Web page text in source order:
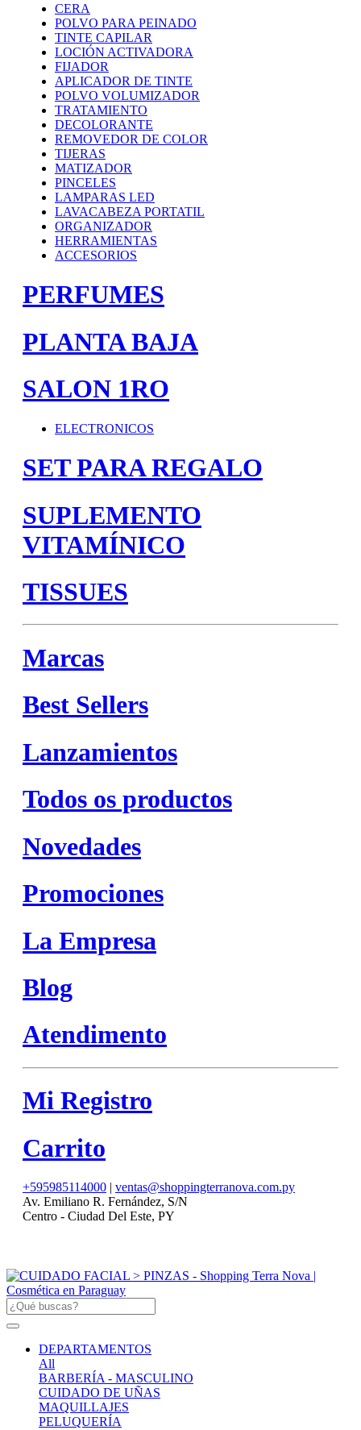
CERA
POLVO PARA PEINADO
TINTE CAPILAR
LOCIÓN ACTIVADORA
FIJADOR
APLICADOR DE TINTE
POLVO VOLUMIZADOR
TRATAMIENTO
DECOLORANTE
REMOVEDOR DE COLOR
TIJERAS
MATIZADOR
PINCELES
LAMPARAS LED
LAVACABEZA PORTATIL
ORGANIZADOR
HERRAMIENTAS
ACCESORIOS
PERFUMES
PLANTA BAJA
SALON 1RO
ELECTRONICOS
SET PARA REGALO
SUPLEMENTO
VITAMÍNICO
TISSUES
Marcas
Best Sellers
Lanzamientos
Todos os productos
Novedades
Promociones
La Empresa
Blog
Atendimento
Mi Registro
Carrito
+595985114000 | ventas@shoppingterranova.com.py
Av. Emiliano R. Fernández, S/N
Centro - Ciudad Del Este, PY
DEPARTAMENTOS
All
BARBERÍA - MASCULINO
CUIDADO DE UÑAS
MAQUILLAJES
PELUQUERÍA